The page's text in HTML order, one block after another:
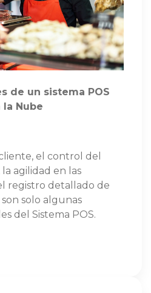
de un sistema POS
la Nube
el control del
agilidad en las
registro detallado de
solo algunas
del Sistema POS.